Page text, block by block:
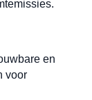
en
voor